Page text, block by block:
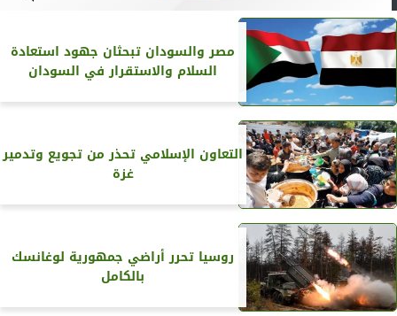
مصر والسودان تبحثان جهود استعادة
السلام والاستقرار في السودان
التعاون الإسلامي تحذر من تجويع وتدمير
غزة
روسيا تحرر أراضي جمهورية لوغانسك
بالكامل